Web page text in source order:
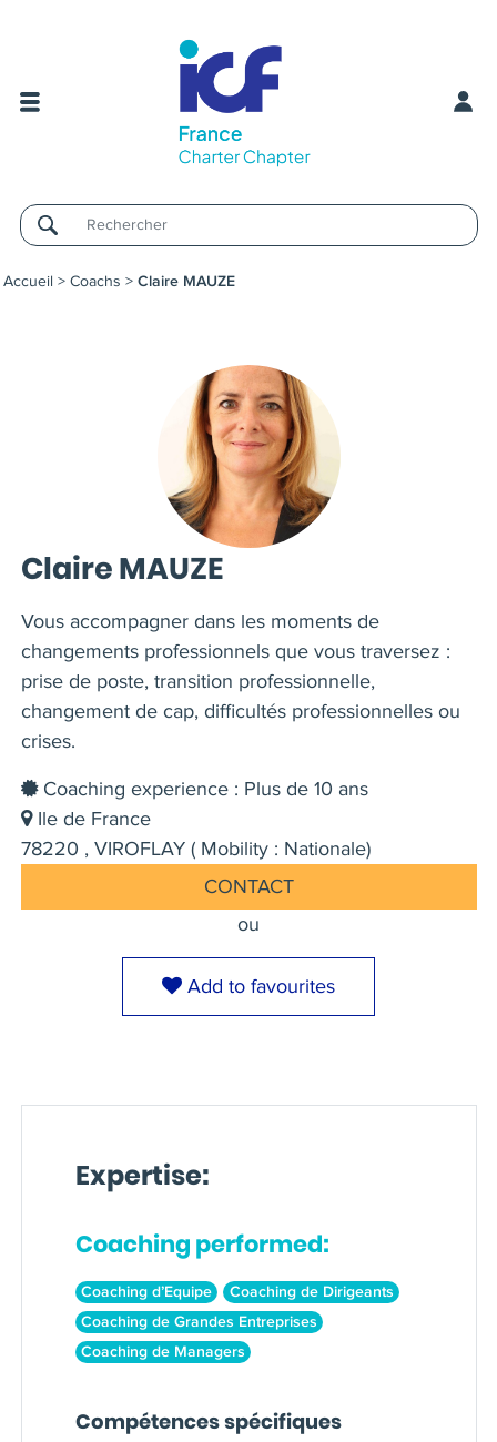
Username
Accueil > Coachs > Claire MAUZE
Claire MAUZE
Vous accompagner dans les moments de
changements professionnels que vous traversez :
prise de poste, transition professionnelle,
changement de cap, difficultés professionnelles ou
crises.
Coaching experience : Plus de 10 ans
Ile de France
78220 , VIROFLAY ( Mobility : Nationale)
CONTACT
ou
Add to favourites
Expertise:
Coaching performed:
Coaching d’Equipe
Coaching de Dirigeants
Coaching de Grandes Entreprises
Coaching de Managers
Compétences spécifiques